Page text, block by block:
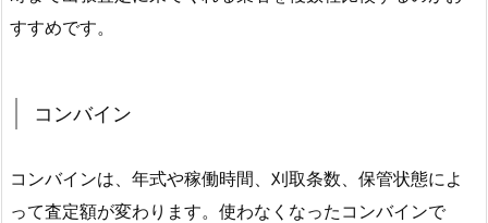
すすめです。
コンバイン
コンバインは、年式や稼働時間、刈取条数、保管状態によ
って査定額が変わります。使わなくなったコンバインで